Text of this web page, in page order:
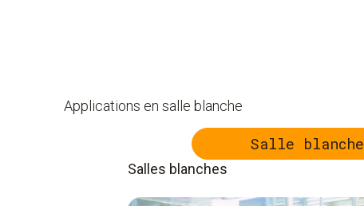
Applications en salle blanche
Salle blanche
Salles blanches